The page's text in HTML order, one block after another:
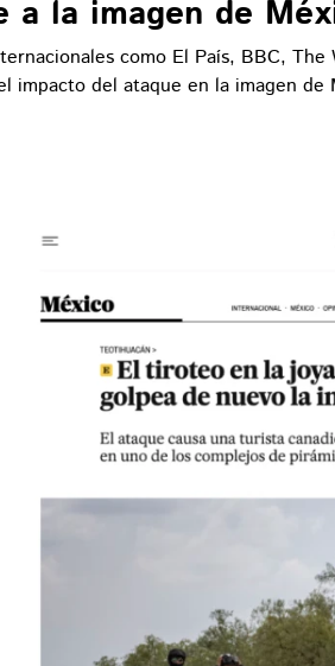
a la imagen de
como El País, BBC,
impacto del ataque en la imagen